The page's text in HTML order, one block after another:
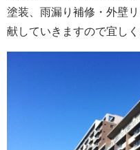
塗装、雨漏り補修・ 外壁
献していきますので宜し